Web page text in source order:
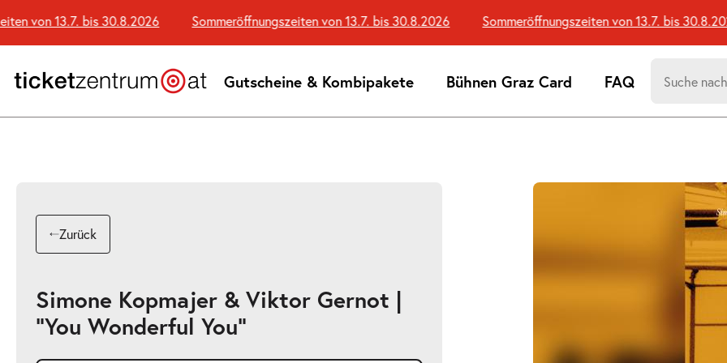
Seiteninhalt
von 13.7. bis 30.8.2026 Sommeröffnungszeiten von 13.7. bis 30.8.2026 Sommeröffnungszeiten von 13.7. bis 30.8.2026
Gutscheine & Kombipakete Bühnen Graz Card FAQ
nach:
Zurück
Simone Kopmajer & Viktor Gernot |
"You Wonderful You"